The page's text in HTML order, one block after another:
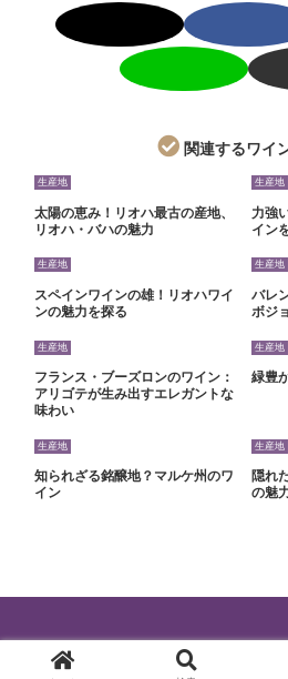
関連するワイ
生産地
太陽の恵み！リオハ最古の産地、
リオハ・バハの魅力
生産地
力強
イン
生産地
スペインワインの雄！リオハワイ
ンの魅力を探る
生産地
バレ
ボジ
生産地
フランス・ブーズロンのワイン：
アリゴテが生み出すエレガントな
味わい
生産地
緑豊
生産地
知られざる銘醸地？マルケ州のワ
イン
生産地
隠れ
の魅
© 2024 ワインを最高